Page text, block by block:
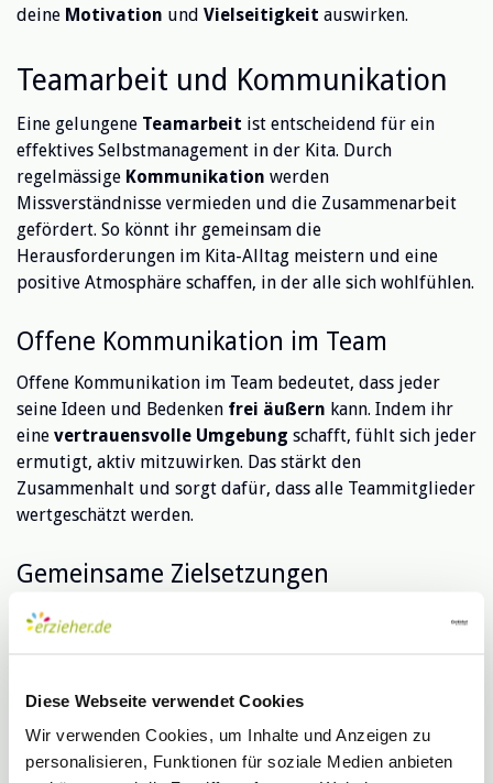
Diese Webseite verwendet Cookies
Wir verwenden Cookies, um Inhalte und Anzeigen zu
personalisieren, Funktionen für soziale Medien anbieten
deine Motivation und Vielseitigkeit auswirken.
Teamarbeit und Kommunikation
Eine gelungene Teamarbeit ist entscheidend für ein
effektives Selbstmanagement in der Kita. Durch
regelmässige Kommunikation werden
Missverständnisse vermieden und die Zusammenarbeit
gefördert. So könnt ihr gemeinsam die
Herausforderungen im Kita-Alltag meistern und eine
positive Atmosphäre schaffen, in der alle sich wohlfühlen.
Offene Kommunikation im Team
Offene Kommunikation im Team bedeutet, dass jeder
seine Ideen und Bedenken frei äußern kann. Indem ihr
eine vertrauensvolle Umgebung schafft, fühlt sich jeder
ermutigt, aktiv mitzuwirken. Das stärkt den
Zusammenhalt und sorgt dafür, dass alle Teammitglieder
wertgeschätzt werden.
Gemeinsame Zielsetzungen
Gemeinsame Zielsetzungen sind ein Schlüssel zu
und effizienter arbeiten. Dies schafft nicht nur
der Zusammengehörigkeit